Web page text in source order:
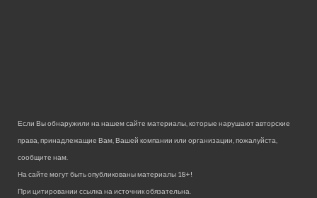
Если Вы обнаружили на нашем сайте материалы, которые нарушают авторские
права, принадлежащие Вам, Вашей компании или организации, пожалуйста,
сообщите нам.
На сайте могут быть опубликованы материалы 18+!
При цитировании ссылка на источник обязательна.